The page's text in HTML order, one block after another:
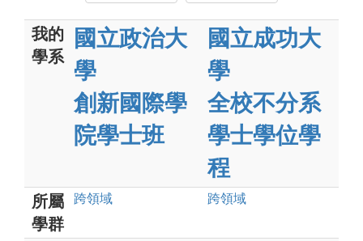
我的
學系
國立政治大
學
創新國際學
院學士班
國立成功大
學
全校不分系
學士學位學
程
所屬
學群
跨領域 跨領域